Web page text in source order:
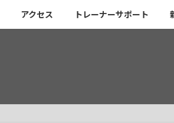
アクセス トレーナーサポート